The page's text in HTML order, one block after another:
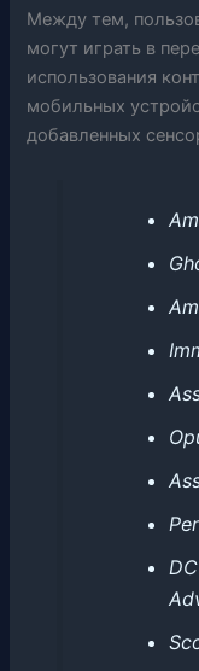
Между тем,
могут играть в
использования
мобильных
добавленных